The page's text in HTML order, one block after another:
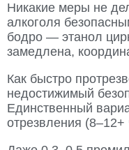
Никакие меры не
алкоголя
бодро — этанол
замедлена,
Как быстро
недостижимый
Единственный
отрезвления (8–12+